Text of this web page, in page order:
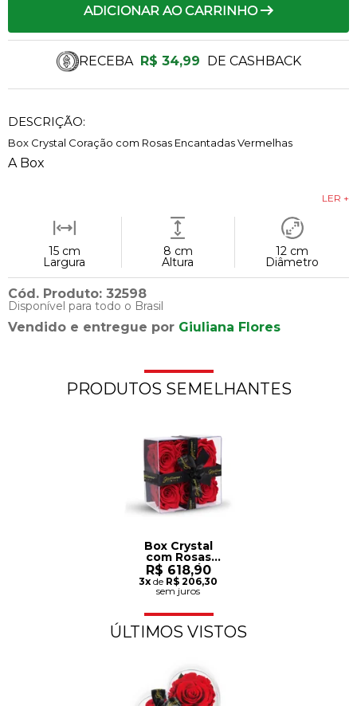
DESCRIÇÃO:
Box Crystal Coração com Rosas Encantadas Vermelhas
A Box
LER +
15 cm
Largura
8 cm
Altura
12 cm
Diâmetro
Cód. Produto: 32598
Disponível para todo o Brasil
Vendido e entregue por Giuliana Flores
RECEBA R$ 34,99 DE CASHBACK
ADICIONAR AO CARRINHO
PRODUTOS SEMELHANTES
Box Crystal
com Rosas
Encantadas
Vermelhas
R$ 618,90
3xde R$ 206,30
sem juros
ÚLTIMOS VISTOS